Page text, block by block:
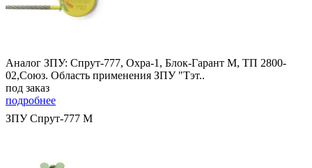
Аналог ЗПУ: Спрут-777, Охра-1, Блок-Гарант М, ТП 2800-
02,Союз. Область применения ЗПУ "Тэт..
под заказ
подробнее
ЗПУ Спрут-777 М